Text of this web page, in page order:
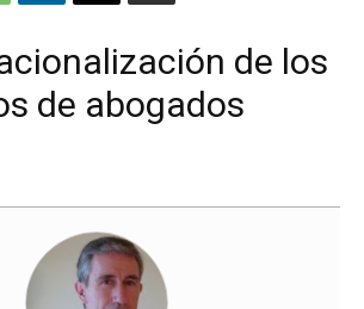
de los
de abogados